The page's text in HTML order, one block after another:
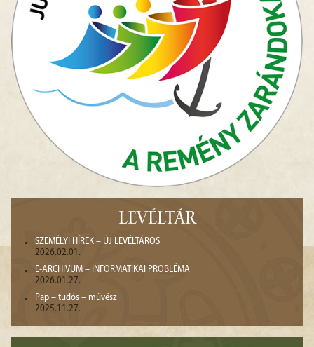
LEVÉLTÁR
SZEMÉLYI HÍREK – ÚJ LEVÉLTÁROS
2026.02.01.
E-ARCHIVUM – INFORMATIKAI PROBLÉMA
2026.01.27.
Pap – tudós – művész
2025.11.27.